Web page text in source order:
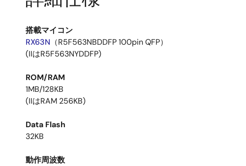
搭載マイコン
RX63N （R5F563NBDDFP 100pin QFP）
(IIはR5F563NYDDFP)
ROM/RAM
1MB/128KB
(IIはRAM 256KB)
Data Flash
32KB
動作周波数